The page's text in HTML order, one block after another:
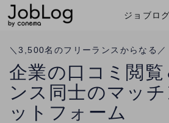
ジョブログ
＼3,500名のフリーランスからなる／
企業の口コミ閲覧
ンス同士のマッ
ットフォーム